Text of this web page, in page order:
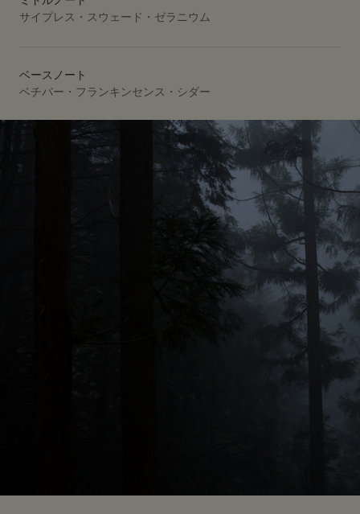
サイプレス・スウェード・ゼラニウム
ベースノート
ベチバー・フランキンセンス・シダー